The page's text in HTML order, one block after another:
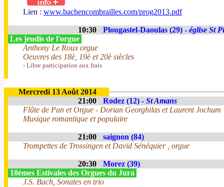
Lien : www.bachencombrailles.com/prog2013.pdf
10:30 Plougastel-Daoulas (29) - église St
Les jeudis de l'orgue
Anthony Le Roux orgue
Oeuvres des 18è, 19è et 20è siècles
- Libre participation aux frais
Mercredi 13 Août 2014
21:00
Rodez (12) - St Amans
Flûte de Pan et Orgue - Dorian Georghilas et Laurent Jochum
Musique romantique et populaire
21:00
saignon (84)
Trompettes de Trossingen et David Sénéquier , orgue
20:30
Morez (39)
18èmes Estivales des Orgues du Jura
J.S. Bach, Sonates en trio